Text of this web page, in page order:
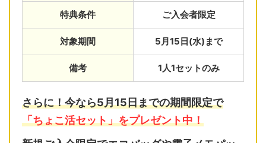
特典条件 ご入会者限定
対象期間 5月15日(水)まで
備考 1人1セットのみ
さらに！今なら5月15日までの期間限定で
「ちょこ活セット」をプレゼント中！